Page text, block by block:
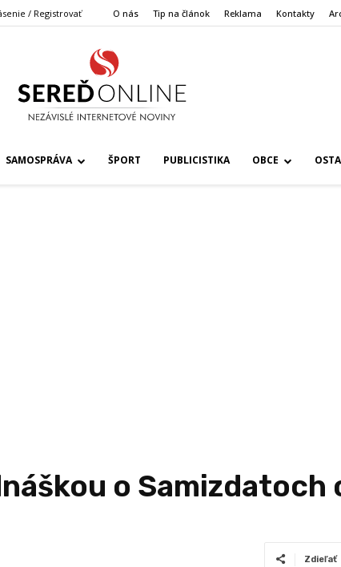
/ Registrovať O nás Tip na článok Reklama Kontakty
SAMOSPRÁVA ŠPORT PUBLICISTIKA OBCE
o Samizdatoch
Zdieľať